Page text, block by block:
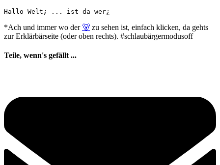
Hallo Welt ¡ ... ist da wer¿
*Ach und immer wo der 🐻 zu sehen ist, einfach klicken, da gehts
zur Erklärbärseite (oder oben rechts). #schlaubärgermodusoff
Teile, wenn's gefällt ...